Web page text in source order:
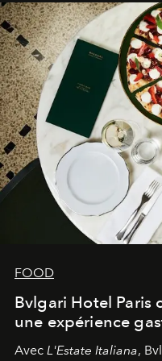
FOOD
Bvlgari Hotel Paris
une expérience
Avec L'Estate Italiana,